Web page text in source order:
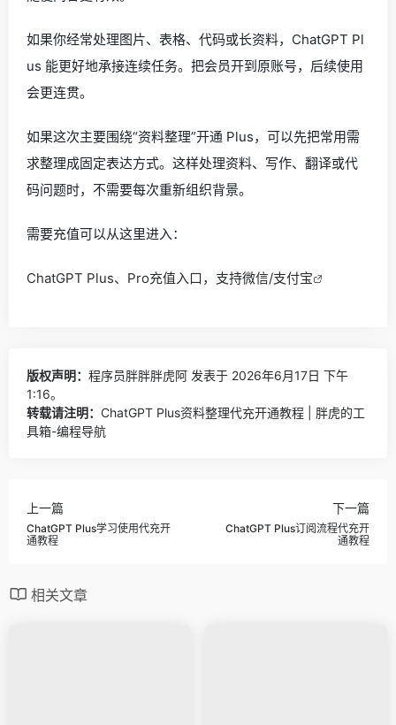
如果你经常处理图片、表格、代码或长资料，ChatGPT Pl
us 能更好地承接连续任务。把会员开到原账号，后续使用
会更连贯。
如果这次主要围绕“资料整理”开通 Plus，可以先把常用需
求整理成固定表达方式。这样处理资料、写作、翻译或代
码问题时，不需要每次重新组织背景。
需要充值可以从这里进入：
ChatGPT Plus、Pro充值入口，支持微信/支付宝
版权声明： 程序员胖胖胖虎阿 发表于 2026年6月17日 下午
1:16。
转载请注明： ChatGPT Plus资料整理代充开通教程 | 胖虎的工
具箱-编程导航
上一篇
ChatGPT Plus学习使用代充开
通教程
下一篇
ChatGPT Plus订阅流程代充开
通教程
相关文章